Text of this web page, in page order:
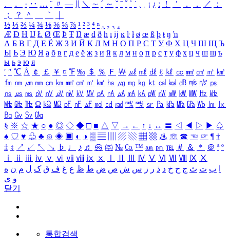
、
。 · ‥ … ¨ 〃 ― ＼ ∼ ´ ～ ˇ ˘ ˝ ˚ ˙ ¸ ¡ ¿ ː ！ ＇ ， ． ／
：
；
？ ＾ ｀
½ ⅓ ⅔ ¼ ¾ ⅛ ⅜ ⅝ ⅞ ¹ ² ³ ⁴ ⁿ ₁ ₂ ₃ ₄
Æ Ð Ħ Ĳ Ł Ø Œ Þ Ŧ Ŋ æ đ ð ħ ı ĳ ĸ ŀ ł ø œ ß þ ŧ ŋ ŉ
А Б В Г Д Е Ё Ж З И Й К Л М Н О П Р С Т У Ф Х Ц Ч Ш Щ Ъ
Ы Ь Э Ю Я а б в г д е ё ж з и й к л м н о п р с т у ф х ц ч ш щ ъ
ы ь э ю я
′ ″ ℃ Å ￠ ￡ ￥ ¤ ℉ ‰ ＄ ％ Ｆ ￦ ㎕ ㎖ ㎗ ℓ ㎘ ㏄ ㎣ ㎤ ㎥ ㎦
㎙ ㎚ ㎛ ㎜ ㎝ ㎞ ㎟ ㎠ ㎡ ㎢ ㏊ ㎍ ㎎ ㎏ ㏏ ㎈ ㎉ ㏈ ㎧ ㎨ ㎰
㎱ ㎲ ㎳ ㎴ ㎵ ㎶ ㎷ ㎸ ㎹ ㎀ ㎁ ㎂ ㎃ ㎄ ㎺ ㎻ ㎽ ㎾ ㎿ ㎐ ㎑
㎒ ㎓ ㎔ Ω ㏀ ㏁ ㎊ ㎋ ㎌ ㏖ ㏅ ㎭ ㎮ ㎯ ㏛ ㎩ ㎪ ㎫ ㎬ ㏝ ㏐
㏓
㏃ ㏉ ㏜ ㏆
§ ※ ☆ ★ ○ ● ◎ ◇ ◆ □ ■ △ ▽ → ← ↑ ↓ ↔ 〓 ◁ ◀ ▷ ▶ ♤
♠ ♡ ♥ ♧ ♣ ⊙ ◈ ▣ ◐ ◑ ▒ ▤ ▨ ▧ ▦ ▩ ♨ ☏ ☎ ☜ ☞ ¶ †
‡ ↕ ↗ ↙ ↖ ↘ ♭ ♩ ♪ ♬ ㉿ ㈜ № ㏇ ™ ㏂ ㏘ ℡ ＃ ＆ ＊ ＠ ª º
ⅰ
ⅱ ⅲ ⅳ ⅴ ⅵ ⅶ ⅷ ⅸ ⅹ Ⅳ Ⅴ Ⅵ Ⅶ Ⅷ Ⅸ Ⅹ
ب ت ث ج ح خ د ذ ر ز س ش ص ض ط ظ ع غ ف ق ک ل م ن ه
و ی
닫기
통합검색